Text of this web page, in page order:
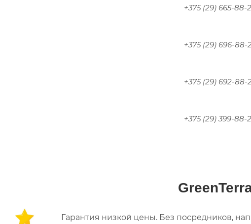
+375 (29) 665-
+375 (29) 696-
+375 (29) 692-
+375 (29) 399-
Гарантия низкой цены. Без посредников,